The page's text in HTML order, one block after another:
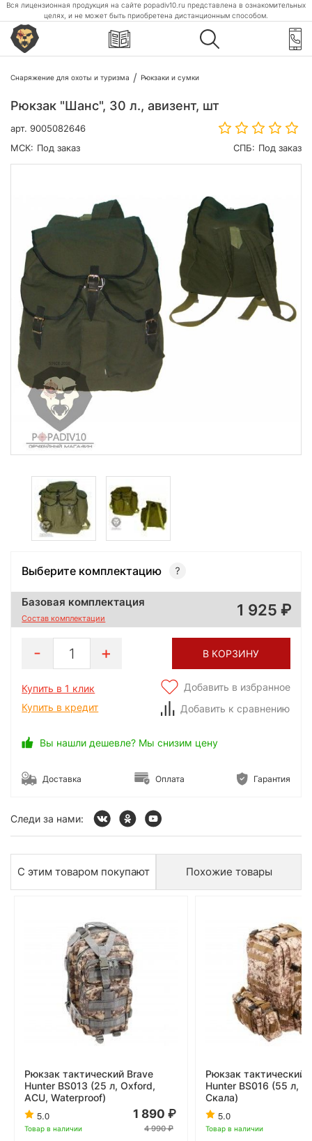
Вся лицензионная продукция на сайте popadiv10.ru представлена в ознакомительных
целях, и не может быть приобретена дистанционным способом.
Снаряжение для охоты и туризма Рюкзаки и сумки
Рюкзак "Шанс", 30 л., авизент, шт
арт. 9005082646
МСК: Под заказ СПБ: Под заказ
Выберите комплектацию
Базовая комплектация
Состав комплектации 1 925
1 В КОРЗИНУ
Купить в 1 клик
Купить в кредит
Добавить в избранное
Добавить к сравнению
Вы нашли дешевле? Мы снизим цену
Доставка Оплата Гарантия
Следи за нами:
С этим товаром покупают Похожие товары
Рюкзак тактический Brave
Hunter BS013 (25 л, Oxford,
ACU, Waterproof)
5.0
Товар в наличии
1 890
4 990
Рюкзак тактический
Hunter BS016 (55 л,
Скала)
5.0
Товар в наличии